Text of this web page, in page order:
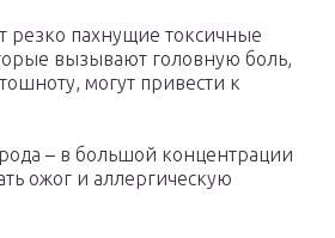
резко пахнущие токсичные
вызывают головную боль,
могут привести к
– в большой концентрации
ожог и аллергическую